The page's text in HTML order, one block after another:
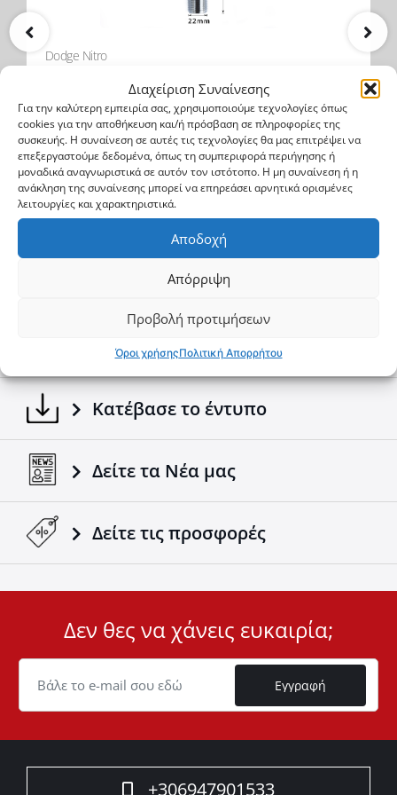
Διαχείριση Συναίνεσης
Για την καλύτερη εμπειρία σας, χρησιμοποιούμε τεχνολογίες όπως
cookies για την αποθήκευση και/ή πρόσβαση σε πληροφορίες της
συσκευής. Η συναίνεση σε αυτές τις τεχνολογίες θα μας επιτρέψει να
επεξεργαστούμε δεδομένα, όπως τη συμπεριφορά περιήγησης ή
μοναδικά αναγνωριστικά σε αυτόν τον ιστότοπο. Η μη συναίνεση ή η
ανάκληση της συναίνεσης μπορεί να επηρεάσει αρνητικά ορισμένες
λειτουργίες και χαρακτηριστικά.
Αποδοχή
Απόρριψη
Προβολή προτιμήσεων
Όροι χρήσηςΠολιτική Απορρήτου
Dodge Nitro
BALL 700
18.6$ 24.8$
Αγορά
Φτιάξε το δικό σου
Κατέβασε το έντυπο
Δείτε τα Νέα μας
Δείτε τις προσφορές
ID
Cookie
Δεν θες να χάνεις ευκαιρία;
Εγγραφή
+306947901533